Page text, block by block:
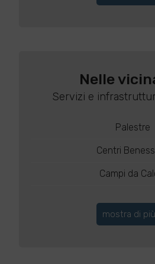
Nelle
Servizi e
Palestre
Centri
Campi da
mostra di più